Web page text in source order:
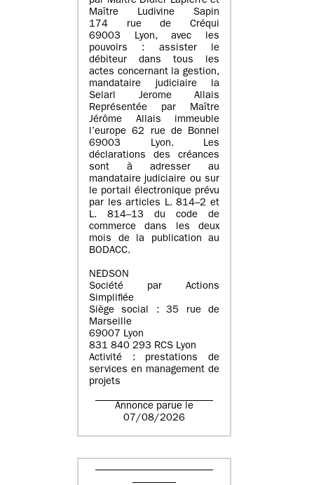
Maître Ludivine Sapin
174 rue de Créqui
69003 Lyon, avec les
pouvoirs : assister le
débiteur dans tous les
actes concernant la gestion,
mandataire judiciaire la
Selarl Jerome Allais
Représentée par Maître
Jérôme Allais immeuble
l’europe 62 rue de Bonnel
69003 Lyon. Les
déclarations des créances
sont à adresser au
mandataire judiciaire ou sur
le portail électronique prévu
par les articles L. 814–2 et
L. 814–13 du code de
commerce dans les deux
mois de la publication au
BODACC.
NEDSON
Société par Actions
Simplifiée
Siège social : 35 rue de
Marseille
69007 Lyon
831 840 293 RCS Lyon
Activité : prestations de
services en management de
projets
Annonce parue le
07/08/2026